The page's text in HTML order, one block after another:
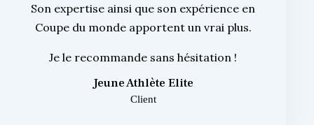
Son expertise ainsi que son expérience en
Coupe du monde apportent un vrai plus.
Je le recommande sans hésitation !
Jeune Athlète Elite
Client